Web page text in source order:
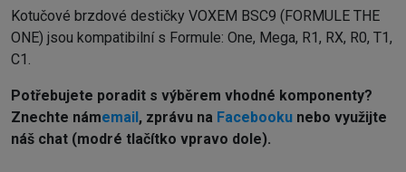
Kotučové brzdové destičky VOXEM BSC9 (FORMULE THE
ONE) jsou kompatibilní s Formule: One, Mega, R1, RX, R0, T1,
C1.
Potřebujete poradit s výběrem vhodné komponenty?
Znechte námemail, zprávu na Facebooku nebo využijte
náš chat (modré tlačítko vpravo dole).